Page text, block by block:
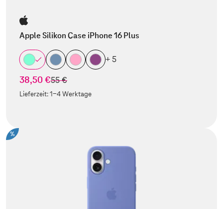
Apple Silikon Case iPhone 16 Plus
+ 5
38,50 €statt
55 €
Lieferzeit:1-4 Werktage
%